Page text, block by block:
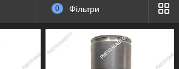
0 Фільтри